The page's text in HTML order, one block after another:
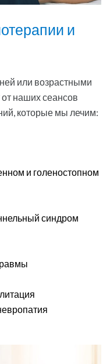
и
или возрастными
наших сеансов
которые мы лечим:
и голеностопном
синдром